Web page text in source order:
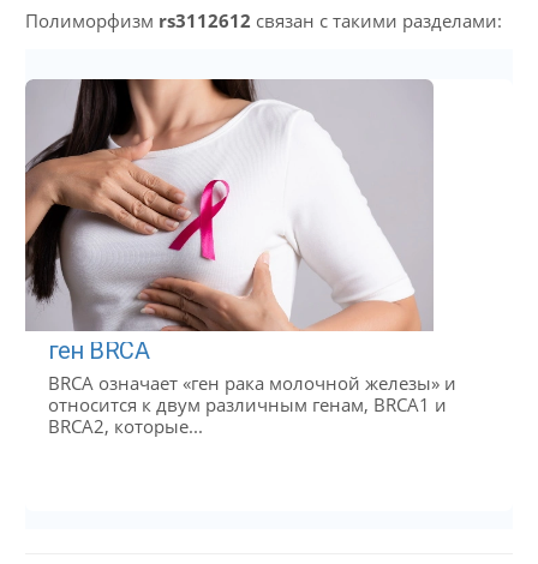
Полиморфизм rs3112612 связан с такими разделами:
ген BRCA
BRCA означает «ген рака молочной железы» и
относится к двум различным генам, BRCA1 и
BRCA2, которые...